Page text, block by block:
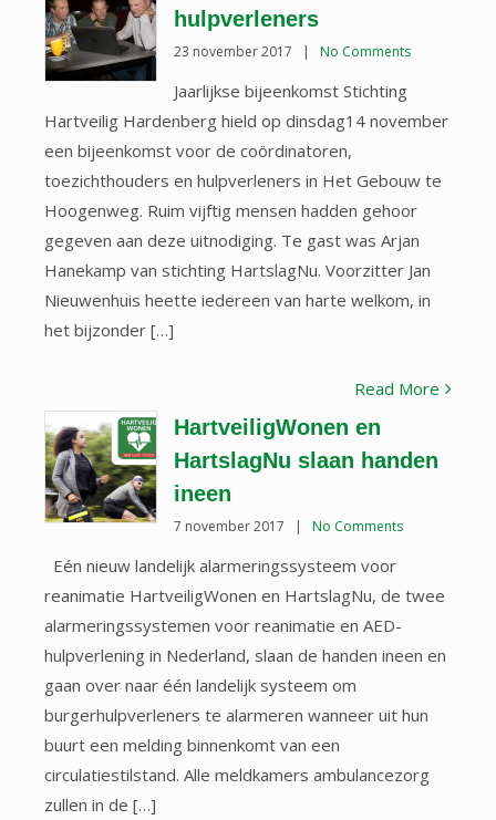
hulpverleners
23 november 2017 | No Comments
Jaarlijkse bijeenkomst Stichting
Hartveilig Hardenberg hield op dinsdag14 november
een bijeenkomst voor de coördinatoren,
toezichthouders en hulpverleners in Het Gebouw te
Hoogenweg. Ruim vijftig mensen hadden gehoor
gegeven aan deze uitnodiging. Te gast was Arjan
Hanekamp van stichting HartslagNu. Voorzitter Jan
Nieuwenhuis heette iedereen van harte welkom, in
het bijzonder […]
Read More
HartveiligWonen en
HartslagNu slaan handen
ineen
7 november 2017 | No Comments
Eén nieuw landelijk alarmeringssysteem voor
reanimatie HartveiligWonen en HartslagNu, de twee
alarmeringssystemen voor reanimatie en AED-
hulpverlening in Nederland, slaan de handen ineen en
gaan over naar één landelijk systeem om
burgerhulpverleners te alarmeren wanneer uit hun
buurt een melding binnenkomt van een
circulatiestilstand. Alle meldkamers ambulancezorg
zullen in de […]